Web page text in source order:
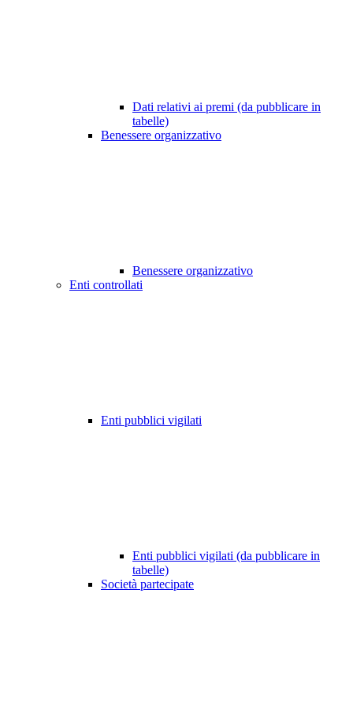
Dati relativi ai premi (da pubblicare in
tabelle)
Benessere organizzativo
Benessere organizzativo
Enti controllati
Enti pubblici vigilati
Enti pubblici vigilati (da pubblicare in
tabelle)
Società partecipate